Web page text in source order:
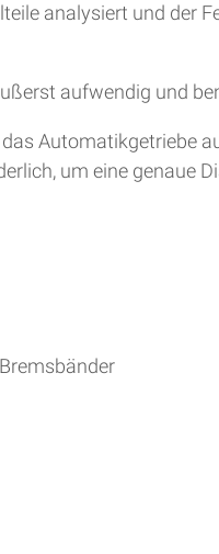
analysiert und der
aufwendig und
Automatikgetriebe
um eine genaue